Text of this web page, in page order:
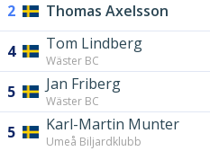
2 Thomas Axelsson
4 Tom Lindberg
Wäster BC
5 Jan Friberg
Wäster BC
5 Karl-Martin Munter
Umeå Biljardklubb